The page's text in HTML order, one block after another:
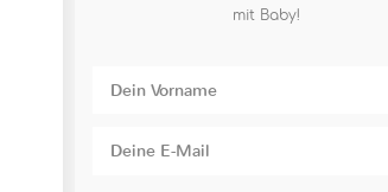
mit Baby!